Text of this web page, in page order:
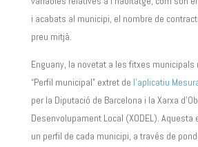
i acabats al municipi, el nombre de
preu mitjà.
Enguany, la novetat a les fitxes municipals
“Perfil municipal” extret de l’aplicatiu
per la Diputació de Barcelona i la Xarxa
Desenvolupament Local (XODEL).
un perfil de cada municipi, a través de